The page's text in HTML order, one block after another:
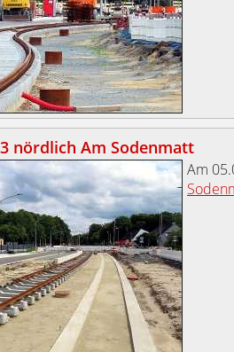
nördlich Am Sodenmatt
Am